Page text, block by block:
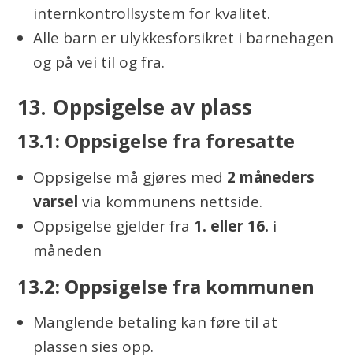
internkontrollsystem for kvalitet.
Alle barn er ulykkesforsikret i barnehagen
og på vei til og fra.
13. Oppsigelse av plass
13.1: Oppsigelse fra foresatte
Oppsigelse må gjøres med 2 måneders
varselvia kommunens nettside.
Oppsigelse gjelder fra 1. eller 16. i
måneden
13.2: Oppsigelse fra kommunen
Manglende betaling kan føre til at
plassen sies opp.